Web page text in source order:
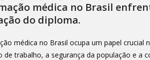
médica no Brasil
do diploma.
médica no Brasil ocupa um papel crucial
de trabalho, a segurança da população e a